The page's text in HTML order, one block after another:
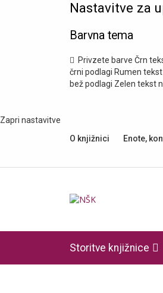
Nastavitve za
Barvna tema
Privzete barve Črn
črni podlagi Rumen
bež podlagi Zelen tekst
Zapri nastavitve
O knjižnici
Enote,
Storitve knjižnice